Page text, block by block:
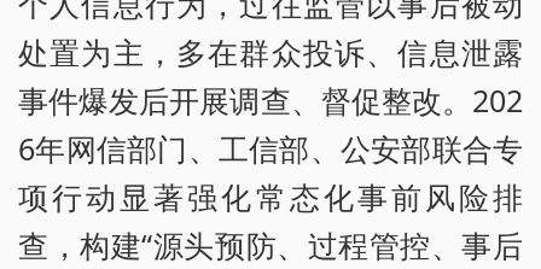
处置为主，多在群众投诉、信息泄露
事件爆发后开展调查、督促整改。202
6年网信部门、工信部、公安部联合专
项行动显著强化常态化事前风险排
查，构建“源头预防、过程管控、事后